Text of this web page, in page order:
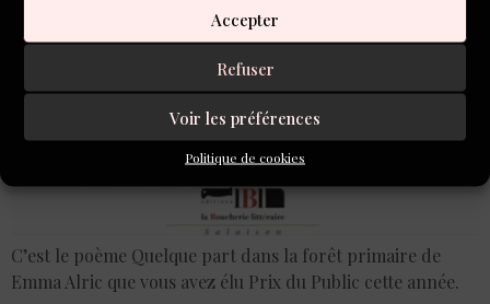
Accepter
Refuser
Voir les préférences
Politique de cookies
C’est le poème Quelque part dans la forêt primaire de
Emma Alric que vous avez élu Prix du Public cette année.